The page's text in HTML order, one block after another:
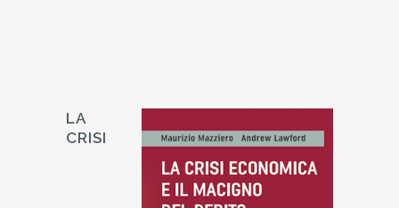
LA
CRISI